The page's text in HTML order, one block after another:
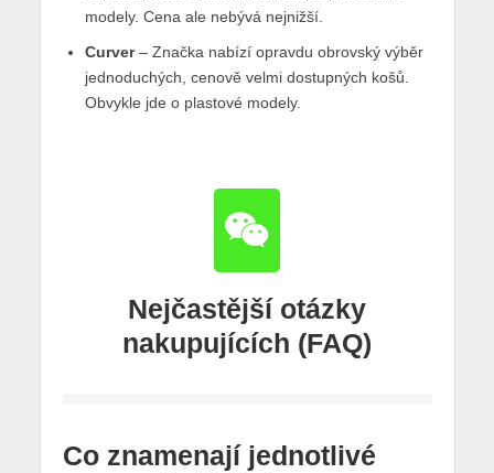
modely. Cena ale nebývá nejnižší.
Curver– Značka nabízí opravdu obrovský výběr
jednoduchých, cenově velmi dostupných košů.
Obvykle jde o plastové modely.
Nejčastější otázky
nakupujících (FAQ)
Co znamenají jednotlivé